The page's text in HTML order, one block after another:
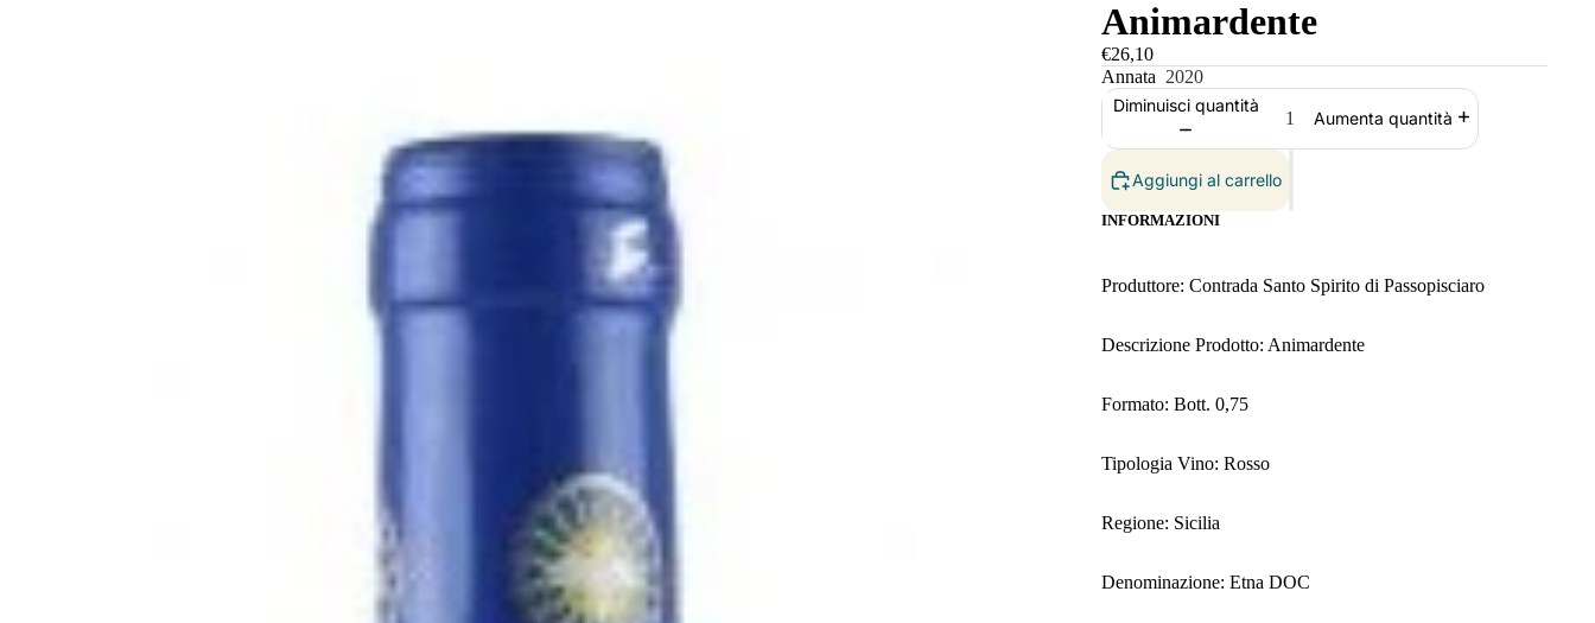
Animardente
€26,10
Annata 2020
Diminuisci quantità
Aumenta quantità
Aggiungi al carrello
INFORMAZIONI
Produttore: Contrada Santo Spirito di Passopisciaro
Descrizione Prodotto: Animardente
Formato: Bott. 0,75
Tipologia Vino: Rosso
Regione: Sicilia
Denominazione: Etna DOC